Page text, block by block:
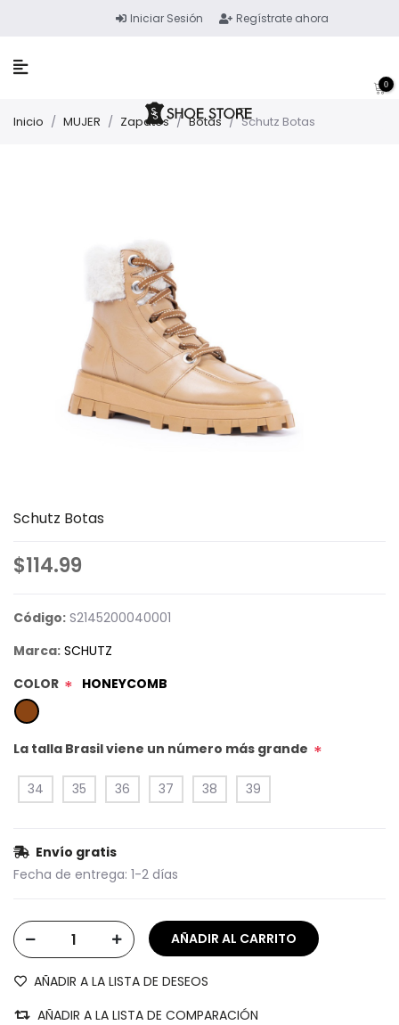
Iniciar Sesión Regístrate ahora
0
Inicio / MUJER / Zapatos / Botas / Schutz Botas
Schutz Botas
$114.99
Código: S2145200040001
Marca: SCHUTZ
COLOR * HONEYCOMB
La talla Brasil viene un número más grande *
34 35 36 37 38 39
Envío gratis
Fecha de entrega: 1-2 días
AÑADIR A LA LISTA DE DESEOS
AÑADIR A LA LISTA DE COMPARACIÓN